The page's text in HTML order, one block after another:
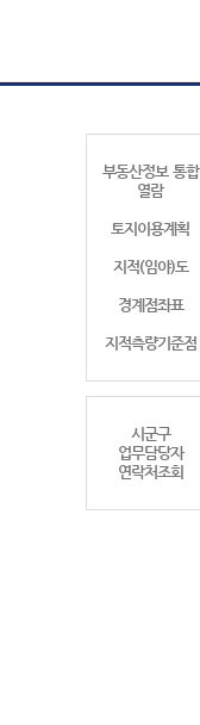
부동산정보 통합
열람
토지이용계획
지적(임야)도
경계점좌표
지적측량기준점
시군구
업무담당자
연락처조회